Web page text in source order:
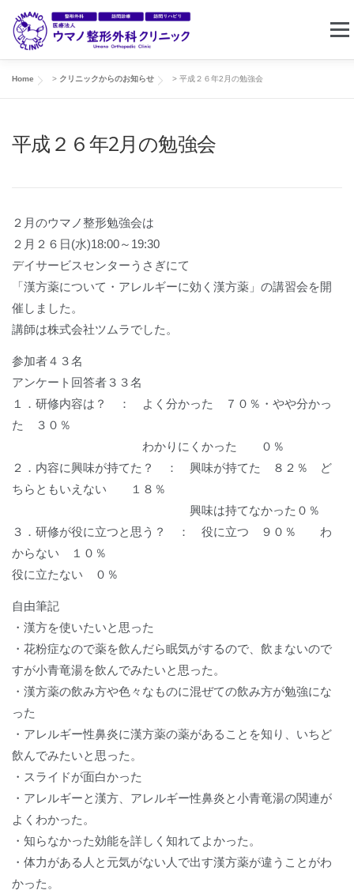
メ
ホーム クリニック案内
訪問リハビリ 求人情報 お問い合わせ
Home > クリニックからのお知らせ > 平成２６年2月の勉強会
平成２６年2月の勉強会
２月のウマノ整形勉強会は
２月２６日(水)18:00～19:30
デイサービスセンターうさぎにて
「漢方薬について・アレルギーに効く漢方薬」の講習会を開
催しました。
講師は株式会社ツムラでした。
参加者４３名
アンケート回答者３３名
１．研修内容は？ ： よく分かった ７０％・やや分かっ
た ３０％
わかりにくかった ０％
２．内容に興味が持てた？ ： 興味が持てた ８２％ ど
ちらともいえない １８％
興味は持てなかった０％
３．研修が役に立つと思う？ ： 役に立つ ９０％ わ
からない １０％
役に立たない ０％
自由筆記
・漢方を使いたいと思った
・花粉症なので薬を飲んだら眠気がするので、飲まないので
すが小青竜湯を飲んでみたいと思った。
・漢方薬の飲み方や色々なものに混ぜての飲み方が勉強にな
った
・アレルギー性鼻炎に漢方薬の薬があることを知り、いちど
飲んでみたいと思った。
・スライドが面白かった
・アレルギーと漢方、アレルギー性鼻炎と小青竜湯の関連が
よくわかった。
・知らなかった効能を詳しく知れてよかった。
・体力がある人と元気がない人で出す漢方薬が違うことがわ
かった。